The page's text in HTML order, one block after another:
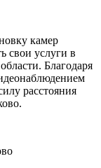
камер
свои услуги в
Благодаря
расстояния